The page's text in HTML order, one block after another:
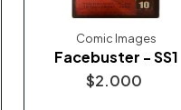
Comic Images
Facebuster - SS1
$2.000